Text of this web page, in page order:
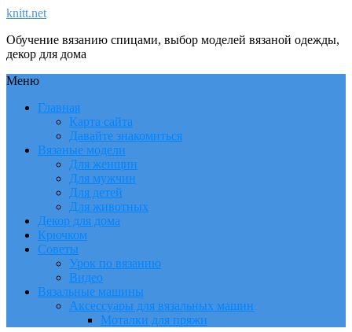
knitt.net
Обучение вязанию спицами, выбор моделей вязаной одежды,
декор для дома
Меню
Главная
Карта сайта
Давайте знакомиться
Вязаные модели
Для женщин
Для мужчин
Для детей
Для животных
Декор для дома
Крючком
Советы
Урок по вязанию
Видео
Вязальные машины
Аксессуары для вязальных машин
Моталки для пряжи